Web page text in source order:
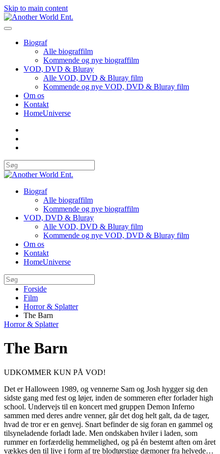
Skip to main content
Biograf
Alle biograffilm
Kommende og nye biograffilm
VOD, DVD & Bluray
Alle VOD, DVD & Bluray film
Kommende og nye VOD, DVD & Bluray film
Om os
Kontakt
HomeUniverse
Biograf
Alle biograffilm
Kommende og nye biograffilm
VOD, DVD & Bluray
Alle VOD, DVD & Bluray film
Kommende og nye VOD, DVD & Bluray film
Om os
Kontakt
HomeUniverse
Forside
Film
Horror & Splatter
The Barn
Horror & Splatter
The Barn
UDKOMMER KUN PÅ VOD!
Det er Halloween 1989, og vennerne Sam og Josh hygger sig den
sidste gang med fest og løjer, inden de sommeren efter forlader high
school. Undervejs til en koncert med gruppen Demon Inferno
sammen med deres andre venner, går det dog helt galt, da de tager,
hvad de tror er en genvej. Snart befinder de sig foran en gammel og
tilsyneladende forladt lade. Men ondskaben hviler i laden, som
rummer en forfærdelig hemmelighed, og på én bestemt aften om året
vækkes den til live i form af tre blodtørstige dæmoner fra helvede…